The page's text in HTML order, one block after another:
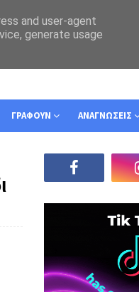
ΓΡΑΦΟΥΝ ΑΝΑΓΝΩΣΕΙΣ
and user-agent
generate usage